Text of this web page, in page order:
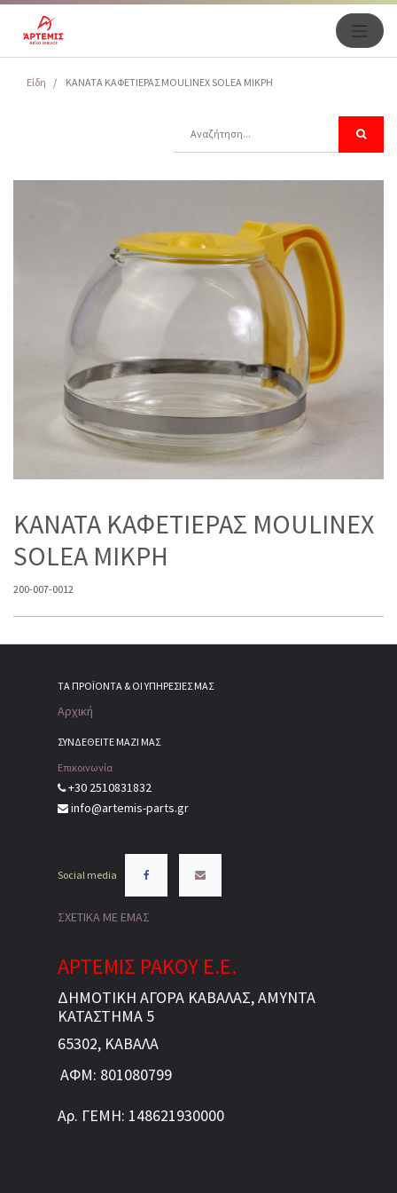
Είδη ΚΑΝΑΤΑ ΚΑΦΕΤΙΕΡΑΣ MOULINEX SOLEA ΜΙΚΡΗ
ΚΑΝΑΤΑ ΚΑΦΕΤΙΕΡΑΣ MOULINEX
SOLEA ΜΙΚΡΗ
200-007-0012
ΤΑ ΠΡΟΪΌΝΤΑ & ΟΙ ΥΠΗΡΕΣΊΕΣ ΜΑΣ
Αρχική
ΣΥΝΔΕΘΕΙΤΕ ΜΑΖΙ ΜΑΣ
Επικοινωνία
+30 2510831832
info@artemis-parts.gr
Social media
ΣΧΕΤΙΚΑ ΜΕ ΕΜΑΣ
ΑΡΤΕΜΙΣ ΡΑΚΟΥ Ε.Ε.
ΔΗΜΟΤΙΚΗ ΑΓΟΡΑ ΚΑΒΑΛΑΣ, ΑΜΥΝΤΑ
ΚΑΤΑΣΤΗΜΑ 5
65302, ΚΑΒΑΛΑ
ΑΦΜ: 801080799
Αρ. ΓΕΜΗ: 148621930000